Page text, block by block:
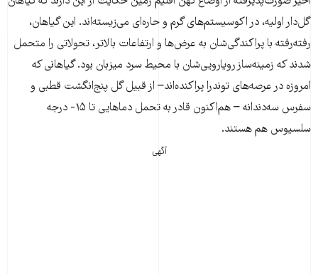
گل‌دار اولیه، در اکوسیستم‌های گرم و حاره‌ای می‌زیسته‌اند. این گیاهان،
رفته‌رفته با پراکندگی‌شان به عرض‌ها و ارتفاعات بالاتر، تحولاتی را متحمل
شدند که زمینه‌ساز رویارویی‌شان با محیط سرد میزبان بود. گیاهانی که
امروزه در عرصه‌های توندرا پراکنده‌اند– از قبیل گل پنج‌انگشت قطبی و
سفرس سه‌دندانه – هم‌اکنون قادر به تحمل دماهایی تا ۱۵- درجه
سلسیوس هم هستند.
آگهی